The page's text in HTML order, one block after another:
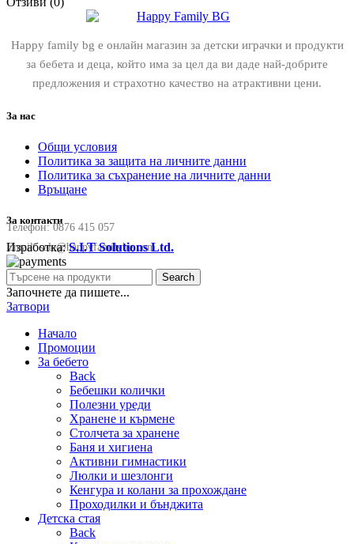
Happy family bg е онлайн магазин за детски играчки и продукти
за бебета и деца, който има за цел да ви даде най-добрите
предложения и страхотно качество на атрактивни цени.
За нас
Общи условия
Политика за защита на личните данни
Политика за съхранение на личните данни
Връщане
За контакти
Телефон:0876 415 057
Email:sale@happyfamilybg.com
Изработка:S.I.T Solutions Ltd.
Search
Започнете да пишете...
Затвори
Начало
Промоции
За бебето
Back
Бебешки колички
Полезни уреди
Хранене и кърмене
Столчета за хранене
Баня и хигиена
Активни гимнастики
Люлки и шезлонги
Кенгура и колани за прохождане
Проходилки и бънджита
Детска стая
Back